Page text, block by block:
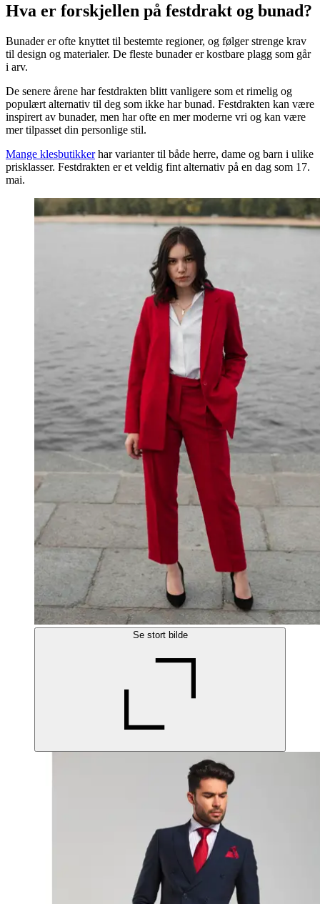
Hva er forskjellen på festdrakt og bunad?
Bunader er ofte knyttet til bestemte regioner, og følger strenge krav
til design og materialer. De fleste bunader er kostbare plagg som går
i arv.
De senere årene har festdrakten blitt vanligere som et rimelig og
populært alternativ til deg som ikke har bunad. Festdrakten kan være
inspirert av bunader, men har ofte en mer moderne vri og kan være
mer tilpasset din personlige stil.
Mange klesbutikkerhar varianter til både herre, dame og barn i ulike
prisklasser. Festdrakten er et veldig fint alternativ på en dag som 17.
mai.
Se stort bilde